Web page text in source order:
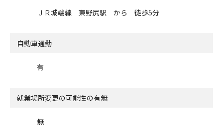
ＪＲ城端線 東野尻駅 から 徒歩5分
自動車通勤
有
就業場所変更の可能性の有無
無